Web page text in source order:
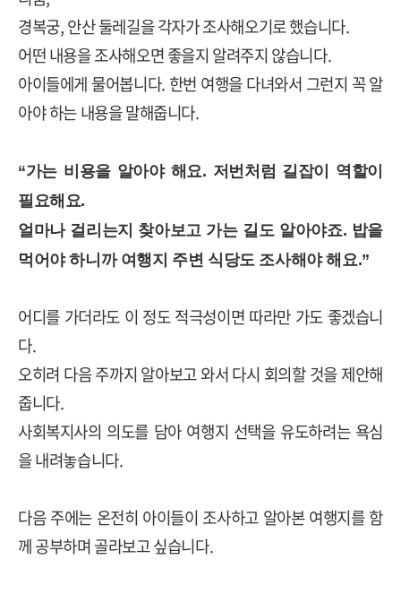
경복궁,안산 둘레길을 각자가 조사해오기로 했습니다.
어떤 내용을 조사해오면 좋을지 알려주지 않습니다.
아이들에게 물어봅니다. 한번 여행을 다녀와서 그런지 꼭 알
아야 하는 내용을 말해줍니다.
“가는 비용을 알아야 해요. 저번처럼 길잡이 역할이
필요해요.
얼마나 걸리는지 찾아보고 가는 길도 알아야죠. 밥을
먹어야 하니까 여행지 주변 식당도 조사해야 해요.”
어디를 가더라도 이 정도 적극성이면 따라만 가도 좋겠습니
다.
오히려 다음 주까지 알아보고 와서 다시 회의할 것을 제안해
줍니다.
사회복지사의 의도를 담아 여행지 선택을 유도하려는 욕심
을 내려놓습니다.
다음 주에는 온전히 아이들이 조사하고 알아본 여행지를 함
께 공부하며 골라보고 싶습니다.